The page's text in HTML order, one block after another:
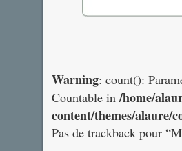
Warning: count():
Countable in/home/
content/themes/alaure/
Pas de trackback pour